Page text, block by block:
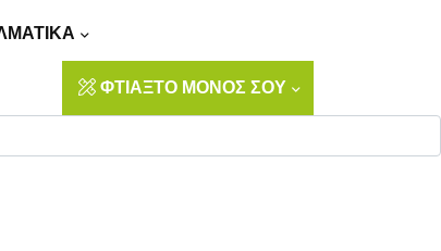
ΦΤΙΑΞΤΟ ΜΟΝΟΣ ΣΟΥ